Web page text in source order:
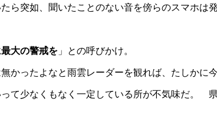
ら突如、聞いたことのない音を傍らのスマホは発
大の警戒を 」との呼びかけ。
かったよなと雨雲レーダーを観れば、たしかに
て少なくもなく一定している所が不気味だ。